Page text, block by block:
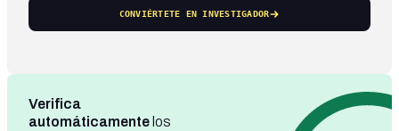
CONVIÉRTETE EN INVESTIGADOR
Verifica
automáticamente los